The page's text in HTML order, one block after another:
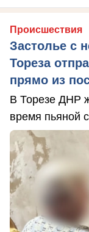
Происшествия
Застолье с
Тореза
прямо из
В Торезе ДНР
время пьяной